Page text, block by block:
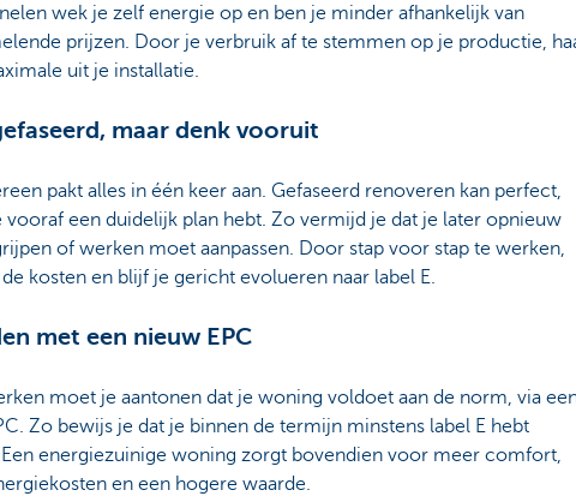
wek je zelf energie op en ben je minder afhankelijk van
prijzen. Door je verbruik af te stemmen op je productie,
uit je installatie.
maar denk vooruit
pakt alles in één keer aan. Gefaseerd renoveren kan perfect,
vooraf een duidelijk plan hebt. Zo vermijd je dat je later opnieuw
of werken moet aanpassen. Door stap voor stap te werken,
kosten en blijf je gericht evolueren naar label E.
met een nieuw EPC
moet je aantonen dat je woning voldoet aan de norm, via
Zo bewijs je dat je binnen de termijn minstens label E hebt
Een energiezuinige woning zorgt bovendien voor meer comfort,
en een hogere waarde.